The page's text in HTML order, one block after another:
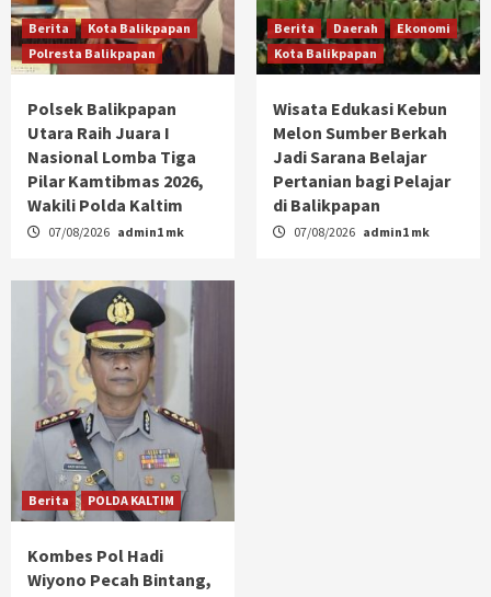
Berita
Kota Balikpapan
Polresta Balikpapan
Polsek Balikpapan
Utara Raih Juara I
Nasional Lomba Tiga
Pilar Kamtibmas 2026,
Wakili Polda Kaltim
07/08/2026 admin1 mk
Berita Daerah
Ekonomi
Kota Balikpapan
Wisata Edukasi Kebun
Melon Sumber Berkah
Jadi Sarana Belajar
Pertanian bagi Pelajar
di Balikpapan
07/08/2026 admin1 mk
Berita POLDA KALTIM
Kombes Pol Hadi
Wiyono Pecah Bintang,